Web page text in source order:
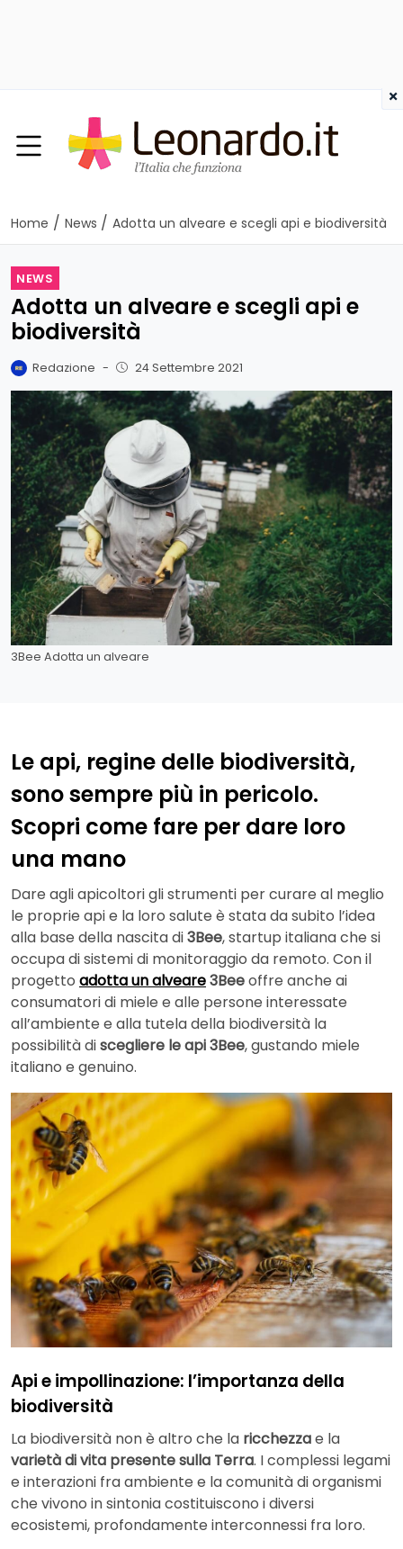
Home / News / Adotta un alveare e scegli api e biodiversità
NEWS
Adotta un alveare e scegli api e
biodiversità
Redazione - 24 Settembre 2021
3Bee Adotta un alveare
Le api, regine delle biodiversità,
sono sempre più in pericolo.
Scopri come fare per dare loro
una mano
Dare agli apicoltori gli strumenti per curare al meglio
le proprie api e la loro salute è stata da subito l’idea
alla base della nascita di3Bee, startup italiana che si
occupa di sistemi di monitoraggio da remoto. Con il
progetto adotta un alveare3Beeoffre anche ai
consumatori di miele e alle persone interessate
all’ambiente e alla tutela della biodiversità la
possibilità discegliere le api 3Bee, gustando miele
italiano e genuino.
Api e impollinazione: l’importanza della
biodiversità
La biodiversità non è altro che la ricchezzae la
varietà di vita presente sulla Terra. I complessi legami
e interazioni fra ambiente e la comunità di organismi
che vivono in sintonia costituiscono i diversi
ecosistemi, profondamente interconnessi fra loro.
×